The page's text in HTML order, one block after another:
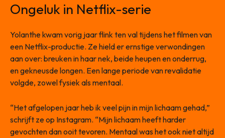
Ongeluk in Netflix-serie
Yolanthe kwam vorig jaar flink ten val tijdens het filmen van
een Netflix-productie. Ze hield er ernstige verwondingen
aan over: breuken in haar nek, beide heupen en onderrug,
en gekneusde longen. Een lange periode van revalidatie
volgde, zowel fysiek als mentaal.
“Het afgelopen jaar heb ik veel pijn in mijn lichaam gehad,”
schrijft ze op Instagram. “Mijn lichaam heeft harder
gevochten dan ooit tevoren. Mentaal was het ook niet altijd